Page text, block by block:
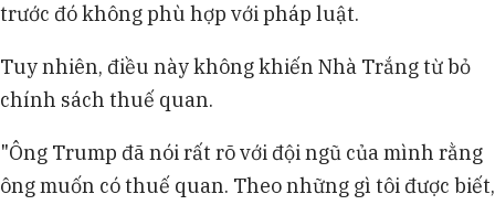
trước đó không phù hợp với pháp luật.
Tuy nhiên, điều này không khiến Nhà Trắng từ bỏ
chính sách thuế quan.
"Ông Trump đã nói rất rõ với đội ngũ của mình rằng
ông muốn có thuế quan. Theo những gì tôi được biết,